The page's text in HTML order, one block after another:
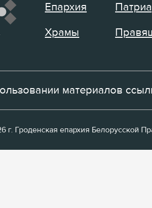
Епархия
Храмы
материалов
г. Гроденская епархия Белорусской